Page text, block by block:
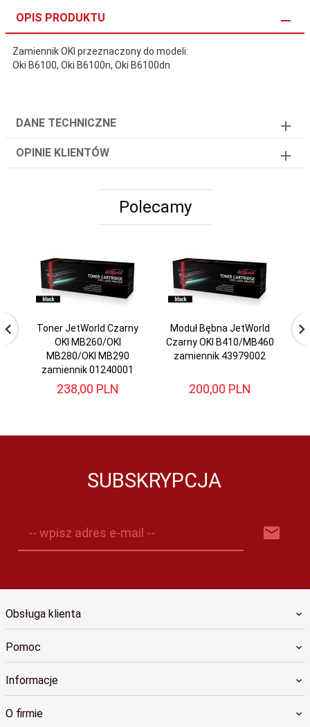
OPIS PRODUKTU
Zamiennik OKI przeznaczony do modeli:
Oki B6100, Oki B6100n, Oki B6100dn
DANE TECHNICZNE
OPINIE KLIENTÓW
Polecamy
Toner JetWorld Czarny
OKI MB260/OKI
MB280/OKI MB290
zamiennik 01240001
238,00 PLN
Moduł Bębna JetWorld
Czarny OKI B410/MB460
zamiennik 43979002
200,00 PLN
SUBSKRYPCJA
-- wpisz adres e-mail --
Obsługa klienta
Pomoc
Informacje
O firmie